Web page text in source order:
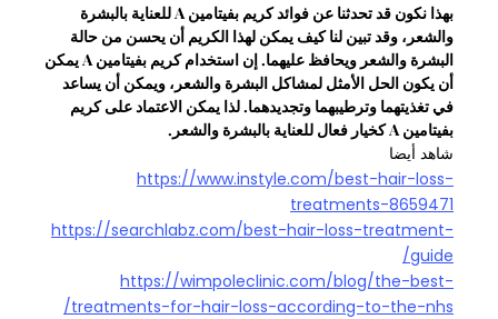
بهذا نكون قد تحدثنا عن فوائد كريم بفيتامين A للعناية بالبشرة
والشعر، وقد تبين لنا كيف يمكن لهذا الكريم أن يحسن من حالة
البشرة والشعر ويحافظ عليهما. إن استخدام كريم بفيتامين A يمكن
أن يكون الحل الأمثل لمشاكل البشرة والشعر، ويمكن أن يساعد
في تغذيتهما وترطيبهما وتجديدهما. لذا يمكن الاعتماد على كريم
بفيتامين A كخيار فعال للعناية بالبشرة والشعر.
شاهد أيضا
https://www.instyle.com/best-hair-loss-
treatments-8659471
https://searchlabz.com/best-hair-loss-treatment-
guide/
https://wimpoleclinic.com/blog/the-best-
treatments-for-hair-loss-according-to-the-nhs/